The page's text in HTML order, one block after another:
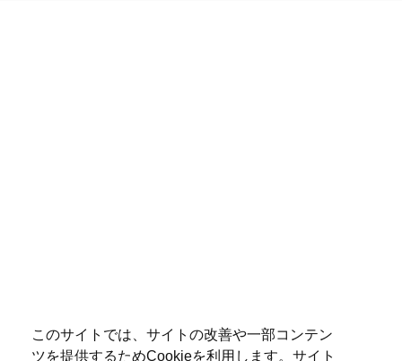
このサイトでは、サイトの改善や一部コンテン
ツを提供するためCookieを利用します。サイト